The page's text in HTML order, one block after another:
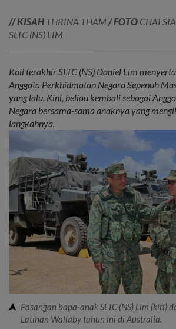
// KISAH THRINA THAM / FOTO CHAI
SLTC (NS) LIM
Kali terakhir SLTC (NS) Daniel Lim
Anggota Perkhidmatan Negara Sepenuh
yang lalu. Kini, beliau kembali sebagai
Negara bersama-sama anaknya yang
langkahnya.
Pasangan bapa-anak SLTC (NS) Lim (kiri)
Latihan Wallaby tahun ini di Australia.